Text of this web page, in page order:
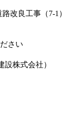
改良工事（7-1）
さい
設株式会社）